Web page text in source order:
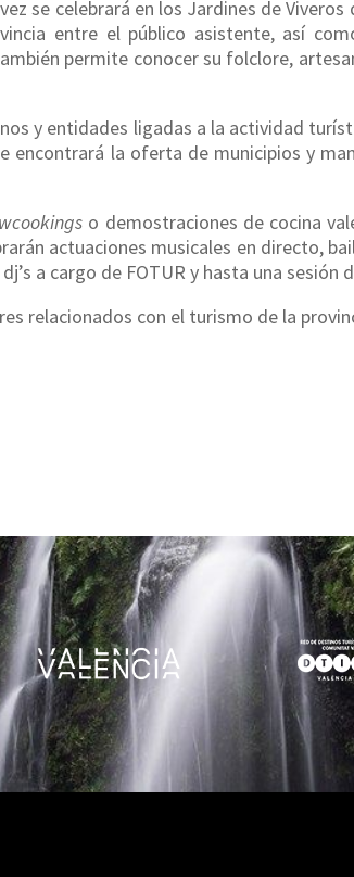
se celebrará en los Jardines de
entre el público asistente, así
permite conocer su folclore,
y entidades ligadas a la actividad
la oferta de municipios y
o demostraciones de cocina
actuaciones musicales en directo,
a cargo de FOTUR y hasta una
relacionados con el turismo de la